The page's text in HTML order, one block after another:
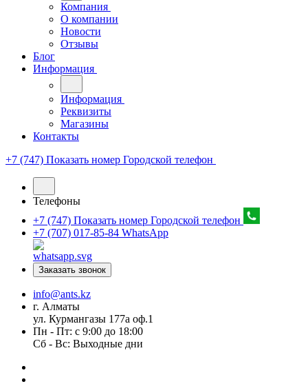
Компания
О компании
Новости
Отзывы
Блог
Информация
Информация
Реквизиты
Магазины
Контакты
+7 (747) Показать номер Городской телефон
Телефоны
+7 (747) Показать номер Городской телефон
+7 (707) 017-85-84 WhatsApp
Заказать звонок
info@ants.kz
г. Алматы
ул. Курмангазы 177а оф.1
Пн - Пт: с 9:00 до 18:00
Сб - Вс: Выходные дни